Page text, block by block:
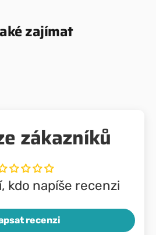
zajímat
zákazníků
kdo napíše recenzi
recenzi